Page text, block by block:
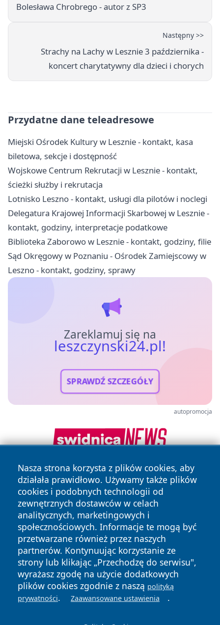
Bolesława Chrobrego - autor z SP3
Następny >>
Strachy na Lachy w Lesznie 3 października -
koncert charytatywny dla dzieci i chorych
Przydatne dane teleadresowe
Miejski Ośrodek Kultury w Lesznie - kontakt, kasa
biletowa, sekcje i dostępność
Wojskowe Centrum Rekrutacji w Lesznie - kontakt,
ścieżki służby i rekrutacja
Lotnisko Leszno - kontakt, usługi dla pilotów i noclegi
Delegatura Krajowej Informacji Skarbowej w Lesznie -
kontakt, godziny, interpretacje podatkowe
Biblioteka Zaborowo w Lesznie - kontakt, godziny, filie
Sąd Okręgowy w Poznaniu - Ośrodek Zamiejscowy w
Leszno - kontakt, godziny, sprawy
Zareklamuj się na
leszczynski24.pl!
SPRAWDŹ SZCZEGÓŁY
autopromocja
Nasza strona korzysta z plików cookies, aby
działała prawidłowo. Używamy także plików
cookies i podobnych technologii od
zewnętrznych dostawców w celach
analitycznych, marketingowych i
społecznościowych. Informacje te mogą być
przetwarzane również przez naszych
partnerów. Kontynuując korzystanie ze
strony lub klikając „Przechodzę do serwisu",
wyrażasz zgodę na użycie dodatkowych
plików cookies zgodnie z naszą polityką
prywatności. Zaawansowane ustawienia .
Copyright © 2026 leszczynski24.pl Wszystkie prawa
zastrzeżone.
News Autorzy
Polityka
Prywatności
Polityka
Cookies